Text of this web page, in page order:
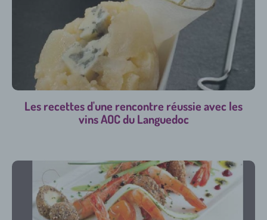
Les recettes d'une rencontre réussie avec les
vins AOC du Languedoc